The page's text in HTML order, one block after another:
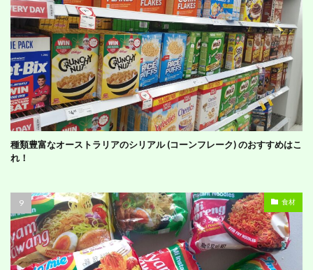
種類豊富なオーストラリアのシリアル (コーンフレーク) のおすすめはこ
れ！
食材